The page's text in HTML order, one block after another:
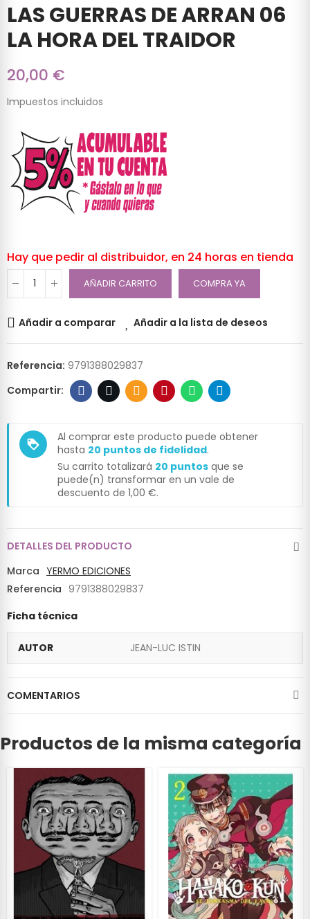
LAS GUERRAS DE ARRAN 06
LA HORA DEL TRAIDOR
20,00 €
Impuestos incluidos
Hay que pedir al distribuidor, en 24 horas en tienda
AÑADIR CARRITO COMPRA YA
Añadir a comparar Añadir a la lista de deseos
Referencia: 9791388029837
loyalty
Al comprar este producto puede obtener
hasta 20 puntos de fidelidad.
Su carrito totalizará 20 puntos que se
puede(n) transformar en un vale de
descuento de 1,00 €.
DETALLES DEL PRODUCTO
Marca YERMO EDICIONES
Referencia 9791388029837
Ficha técnica
AUTOR JEAN-LUC ISTIN
COMENTARIOS
Productos de la misma categoría